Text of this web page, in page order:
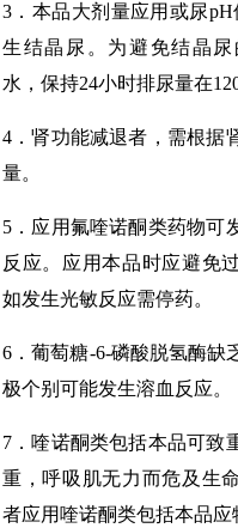
3．本品大剂量应用或尿
生结晶尿。为避免结晶
水，保持24小时排尿量在
4．肾功能减退者，需根据
量。
5．应用氟喹诺酮类药物可
反应。应用本品时应避免
如发生光敏反应需停药。
6．葡萄糖-6-磷酸脱氢酶缺
极个别可能发生溶血反应。
7．喹诺酮类包括本品可致
重，呼吸肌无力而危及生
者应用喹诺酮类包括本品应